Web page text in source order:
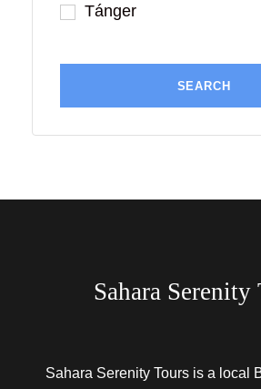
Tánger
Sahara Serenity
Sahara Serenity Tours is a local